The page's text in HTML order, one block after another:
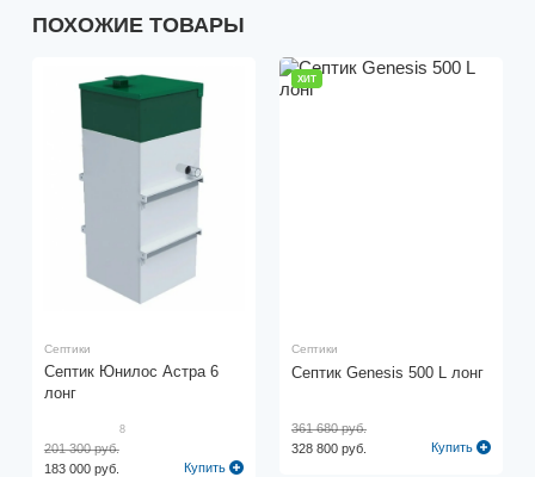
ПОХОЖИЕ ТОВАРЫ
Септики
Септик Юнилос Астра 6
лонг
8
183 000 руб.
201 300 руб.
Купить
ХИТ
Септики
Септик Genesis 500 L лонг
328 800 руб.
361 680 руб.
Купить